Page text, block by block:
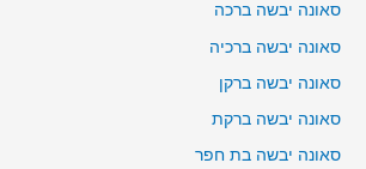
סאונה יבשה ברכה
סאונה יבשה ברכיה
סאונה יבשה ברקן
סאונה יבשה ברקת
סאונה יבשה בת חפר